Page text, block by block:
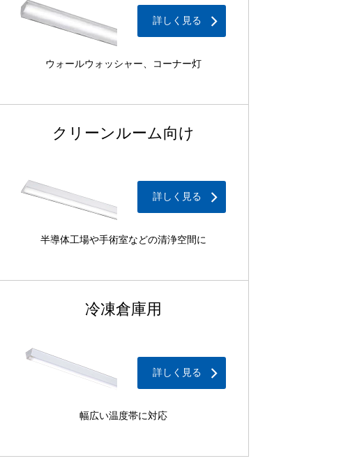
詳しく見る
ウォールウォッシャー、コーナー灯
クリーンルーム向け
詳しく見る
半導体工場や手術室などの清浄空間に
冷凍倉庫用
詳しく見る
幅広い温度帯に対応